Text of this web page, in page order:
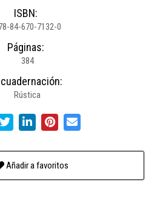
ISBN:
84-670-7132-0
Páginas:
384
Rústica
Añadir a favoritos